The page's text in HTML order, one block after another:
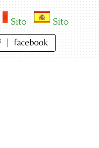
Sito Sito